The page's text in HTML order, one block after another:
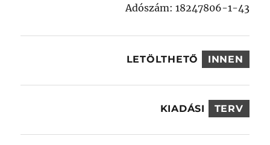
Adószám: 18247806-1-43
LETÖLTHETŐ INNEN
KIADÁSI TERV